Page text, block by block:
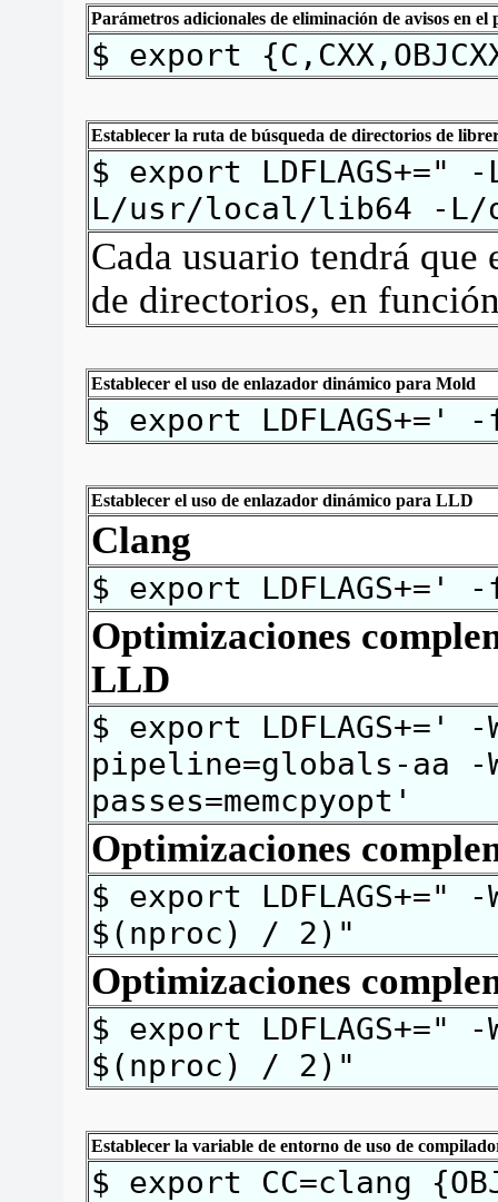
Parámetros adicionales de eliminación de avisos en el
$ export
Establecer la ruta de búsqueda de directorios de
$ export
L/usr/local/lib64 -L/
Cada usuario tendrá que
de directorios, en
Establecer el uso de enlazador dinámico para Mold
$ export LDFLAGS+='
Establecer el uso de enlazador dinámico para LLD
Clang
$ export
Optimizaciones
LLD
$ export
pipeline=globals-aa -
passes=memcpyopt'
Optimizaciones
$ export
$(nproc) / 2)"
Optimizaciones
$ export
$(nproc) / 2)"
Establecer la variable de entorno de uso de
$ export CC=clang